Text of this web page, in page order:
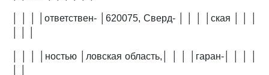
│ │ │ │ответствен- │620075, Сверд- │ │ │ │ская │ │ │
│ │ │ │ностью │ловская область,│ │ │ │гаран-│ │ │ │